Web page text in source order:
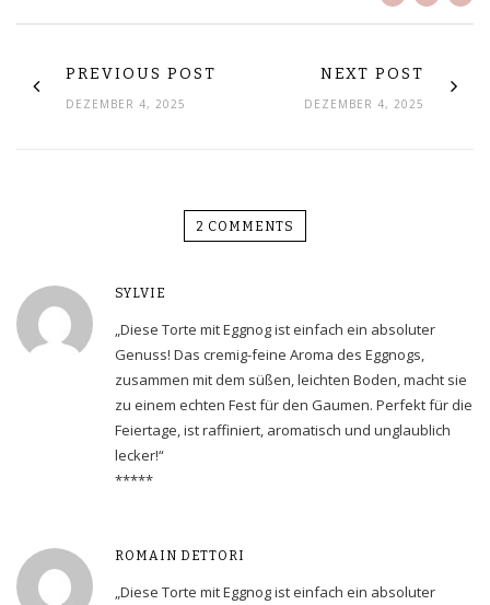
PREVIOUS POST
DEZEMBER 4, 2025
NEXT POST
DEZEMBER 4, 2025
2 COMMENTS
SYLVIE
„Diese Torte mit Eggnog ist einfach ein absoluter
Genuss! Das cremig-feine Aroma des Eggnogs,
zusammen mit dem süßen, leichten Boden, macht sie
zu einem echten Fest für den Gaumen. Perfekt für die
Feiertage, ist raffiniert, aromatisch und unglaublich
lecker!“
*****
ROMAIN DETTORI
„Diese Torte mit Eggnog ist einfach ein absoluter